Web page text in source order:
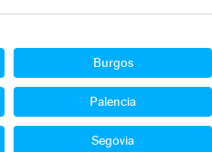
Burgos
Palencia
Segovia